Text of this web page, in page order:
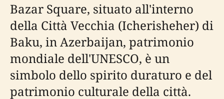
Bazar Square, situato all'interno
della Città Vecchia (Icherisheher) di
Baku, in Azerbaijan, patrimonio
mondiale dell'UNESCO, è un
simbolo dello spirito duraturo e del
patrimonio culturale della città.